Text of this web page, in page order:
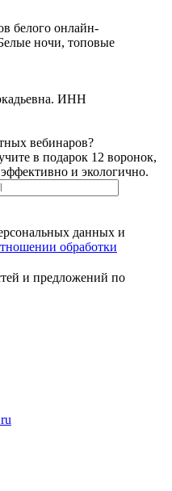
белого онлайн-
ночи, топовые
ИНН
вебинаров?
в подарок 12 воронок,
и экологично.
данных и
обработки
и предложений по